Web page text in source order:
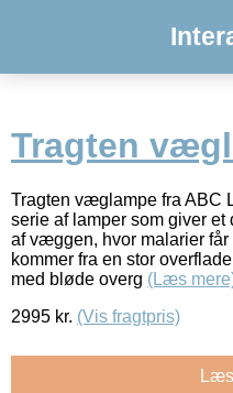
Tragten
Tragten væglampe fra ABC
serie af lamper som giver
af væggen, hvor malarier
kommer fra en stor
med bløde overg (Læs
2995 kr. (Vis fragtpris)